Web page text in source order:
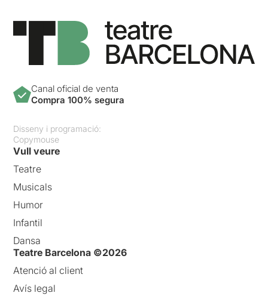
Canal oficial de venta
Compra 100% segura
Disseny i programació:
Copymouse
Vull veure
Teatre
Musicals
Humor
Infantil
Dansa
Teatre Barcelona ©2026
Atenció al client
Avís legal